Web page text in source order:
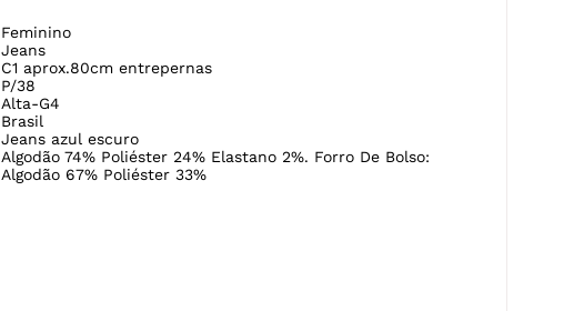
Feminino
Jeans
C1 aprox.80cm entrepernas
P/38
Alta-G4
Brasil
Jeans azul escuro
Algodão 74% Poliéster 24% Elastano 2%. Forro De Bolso:
Algodão 67% Poliéster 33%